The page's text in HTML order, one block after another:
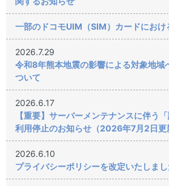
一部のドコモUIM（SIM）カードにおけ
2026.7.29
令和8年熊本地震の影響による対象地域
ついて
2026.6.17
【重要】サーバーメンテナンスに伴う
利用停止のお知らせ（2026年7月2日更
2026.6.10
プライバシーポリシーを改定いたしまし